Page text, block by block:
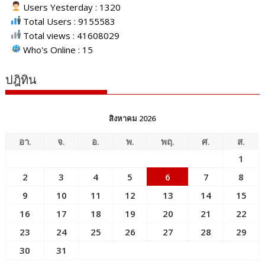
Users Yesterday : 1320
Total Users : 9155583
Total views : 41608029
Who's Online : 15
ปฎิทิน
สิงหาคม 2026
อา. จ. อ. พ. พฤ. ศ.
ส.
1
2
3 4 5 6 7
8
9
10 11 12 13 14
15
16
17 18 19 20 21
22
23
24 25 26 27 28
29
30
31